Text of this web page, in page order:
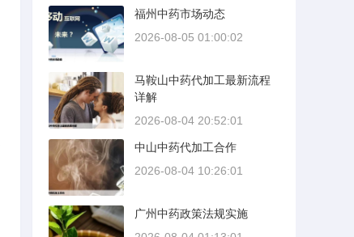
福州中药市场动态
2026-08-05 01:00:02
马鞍山中药代加工最新流程
详解
2026-08-04 20:52:01
中山中药代加工合作
2026-08-04 10:26:01
广州中药政策法规实施